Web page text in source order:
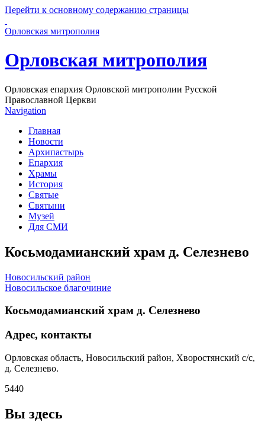
Перейти к основному содержанию страницы
Орловская митрополия
Орловская митрополия
Орловская епархия Орловской митрополии Русской
Православной Церкви
Navigation
Главная
Новости
Архипастырь
Епархия
Храмы
История
Святые
Святыни
Музей
Для СМИ
Косьмодамианский храм д. Селезнево
Новосильский район
Новосильское благочиние
Косьмодамианский храм д. Селезнево
Адрес, контакты
Орловская область, Новосильский район, Хворостянский с/с,
д. Селезнево.
5440
Вы здесь